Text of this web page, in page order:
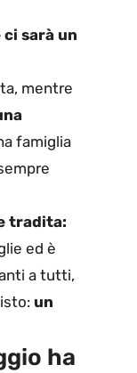
sarà un
mentre
famiglia
tradita:
ed è
a tutti,
un
ha